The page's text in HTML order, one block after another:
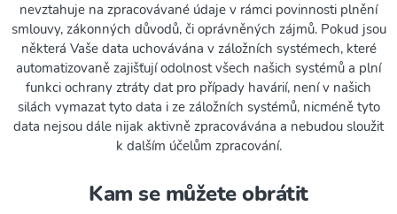
nevztahuje na zpracovávané údaje v rámci povinnosti plnění
smlouvy, zákonných důvodů, či oprávněných zájmů. Pokud jsou
některá Vaše data uchovávána v záložních systémech, které
automatizovaně zajišťují odolnost všech našich systémů a plní
funkci ochrany ztráty dat pro případy havárií, není v našich
silách vymazat tyto data i ze záložních systémů, nicméně tyto
data nejsou dále nijak aktivně zpracovávána a nebudou sloužit
k dalším účelům zpracování.
Kam se můžete obrátit